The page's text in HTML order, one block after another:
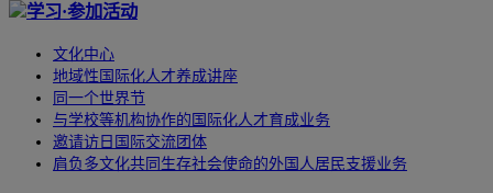
学习·参加活动
文化中心
地域性国际化人才养成讲座
同一个世界节
与学校等机构协作的国际化人才育成业务
邀请访日国际交流团体
肩负多文化共同生存社会使命的外国人居民支援业务